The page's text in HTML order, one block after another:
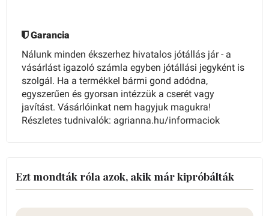
Garancia
Nálunk minden ékszerhez hivatalos jótállás jár - a
vásárlást igazoló számla egyben jótállási jegyként is
szolgál. Ha a termékkel bármi gond adódna,
egyszerűen és gyorsan intézzük a cserét vagy
javítást. Vásárlóinkat nem hagyjuk magukra!
Részletes tudnivalók: agrianna.hu/informaciok
Ezt mondták róla azok, akik már kipróbálták